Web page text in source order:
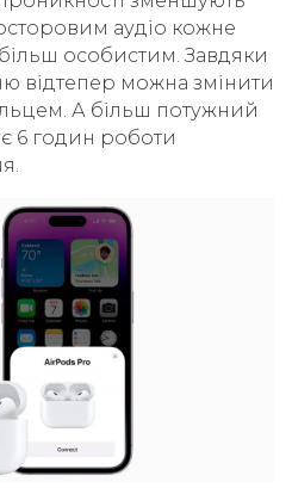
аудіо кожне
особистим. Завдяки
відтепер можна змінити
А більш потужний
6 годин роботи